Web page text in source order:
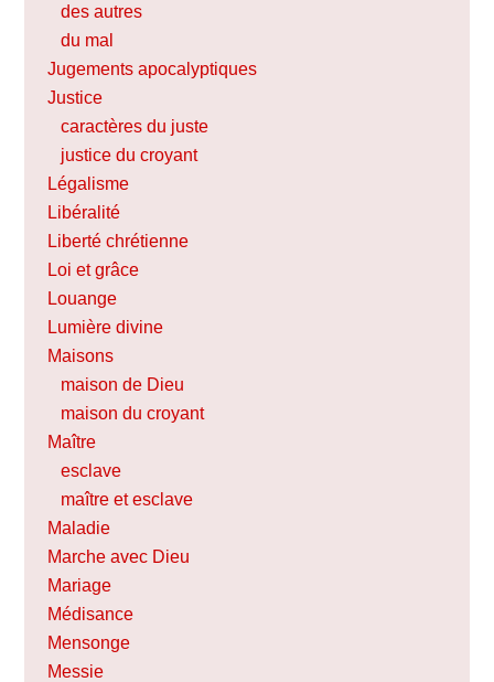
des autres
du mal
Jugements apocalyptiques
Justice
caractères du juste
justice du croyant
Légalisme
Libéralité
Liberté chrétienne
Loi et grâce
Louange
Lumière divine
Maisons
maison de Dieu
maison du croyant
Maître
esclave
maître et esclave
Maladie
Marche avec Dieu
Mariage
Médisance
Mensonge
Messie